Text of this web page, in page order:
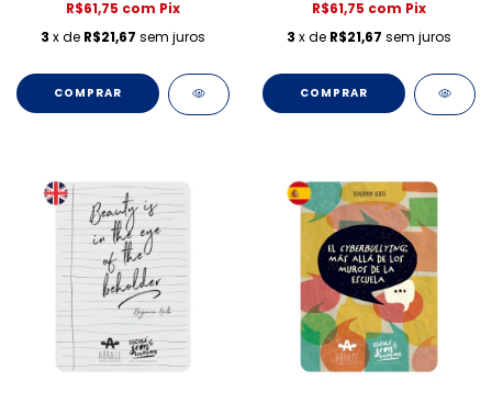
R$61,75 com Pix
3 x de R$21,67 sem juros
COMPRAR
R$61,75 com Pix
3 x de R$21,67 sem juros
COMPRAR